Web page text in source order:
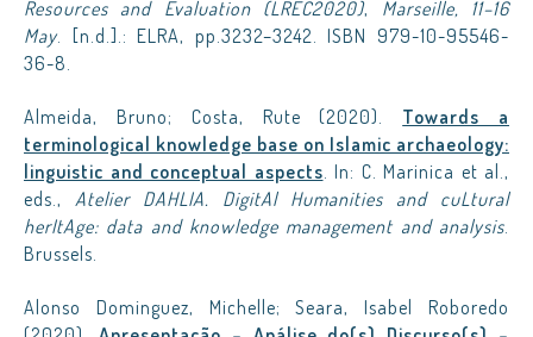
Resources and Evaluation (LREC2020), Marseille, 11–16
May. [n.d.].: ELRA, pp.3232–3242. ISBN 979-10-95546-
36-8.
Almeida, Bruno; Costa, Rute (2020). Towards a
terminological knowledge base on Islamic archaeology:
linguistic and conceptual aspects. In: C. Marinica et al.,
eds., Atelier DAHLIA. DigitAl Humanities and cuLtural
herItAge: data and knowledge management and analysis.
Brussels.
Alonso Dominguez, Michelle; Seara, Isabel Roboredo